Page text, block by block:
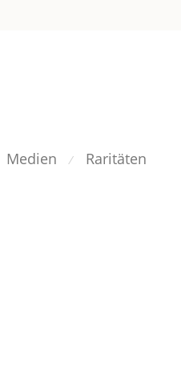
Medien ⁄ Raritäten